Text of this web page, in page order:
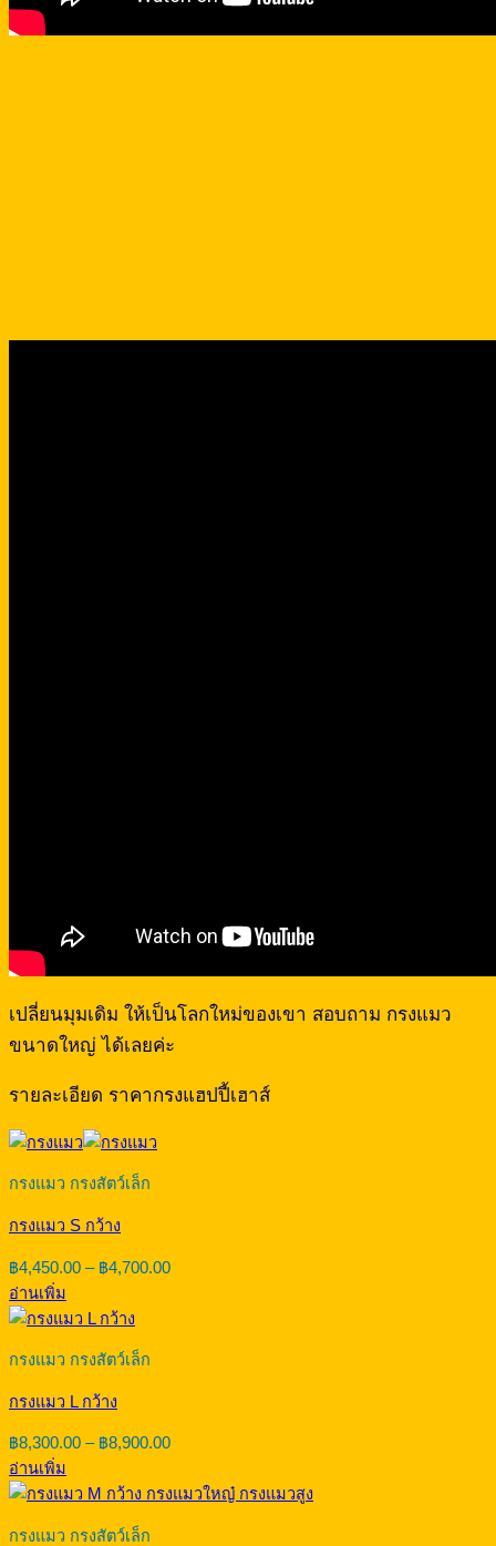
เปลี่ยนมุมเดิม ให้เป็นโลกใหม่ของเขา สอบถาม กรงแมว
ขนาดใหญ่ ได้เลยค่ะ
รายละเอียด ราคากรงแฮปปี้เฮาส์
กรงแมว กรงสัตว์เล็ก
กรงแมว S กว้าง
฿4,450.00 – ฿4,700.00Price
อ่านเพิ่ม
กรงแมว กรงสัตว์เล็ก
กรงแมว L กว้าง
฿8,300.00 – ฿8,900.00Price
through
อ่านเพิ่ม
กรงแมว กรงสัตว์เล็ก